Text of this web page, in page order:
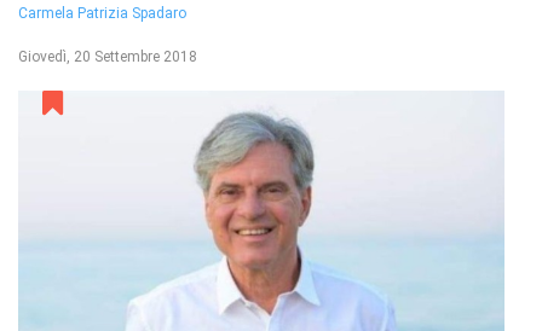
Carmela Patrizia Spadaro
Giovedì, 20 Settembre 2018